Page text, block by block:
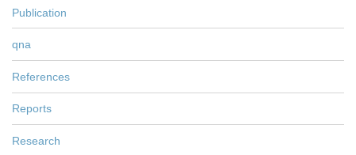
Publication
qna
References
Reports
Research